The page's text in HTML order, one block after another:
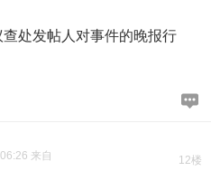
处发帖人对事件的晚报行
12楼
来自